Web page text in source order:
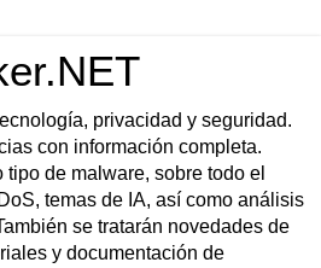
privacidad y seguridad.
con información completa.
de malware, sobre todo el
temas de IA, así como análisis
se tratarán novedades de
y documentación de